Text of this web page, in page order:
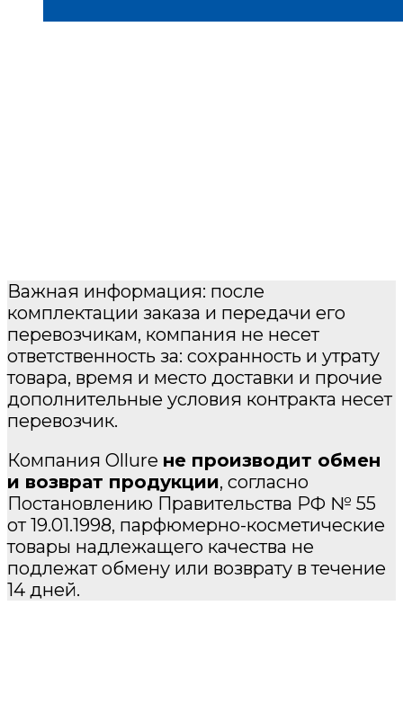
Важная информация: после
комплектации заказа и передачи его
перевозчикам, компания не несет
ответственность за: сохранность и утрату
товара, время и место доставки и прочие
дополнительные условия контракта несет
перевозчик.
Компания Ollure не производит обмен
и возврат продукции, согласно
Постановлению Правительства РФ № 55
от 19.01.1998, парфюмерно-косметические
товары надлежащего качества не
подлежат обмену или возврату в течение
14 дней.